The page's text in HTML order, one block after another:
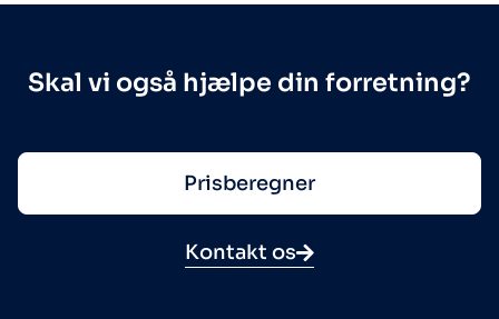
Skal vi også hjælpe din forretning?
Prisberegner
Kontakt os